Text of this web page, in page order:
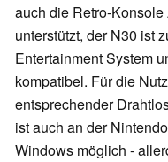
auch die Retro-
unterstützt, der N30 ist
Entertainment System
kompatibel. Für die
entsprechender
ist auch an der
Windows möglich -